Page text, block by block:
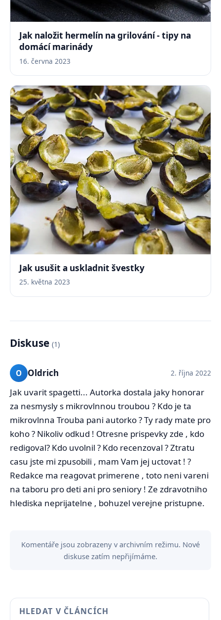
Jak naložit hermelín na grilování - tipy na
domácí marinády
16. června 2023
Jak usušit a uskladnit švestky
25. května 2023
Diskuse (1)
O Oldrich 2. října 2022
Jak uvarit spagetti... Autorka dostala jaky honorar
za nesmysly s mikrovlnnou troubou ? Kdo je ta
mikrovlnna Trouba pani autorko ? Ty rady mate pro
koho ? Nikoliv odkud ! Otresne prispevky zde , kdo
redigoval? Kdo uvolnil ? Kdo recenzoval ? Ztratu
casu jste mi zpusobili , mam Vam jej uctovat ! ?
Redakce ma reagovat primerene , toto neni vareni
na taboru pro deti ani pro seniory ! Ze zdravotniho
hlediska neprijatelne , bohuzel verejne pristupne.
Komentáře jsou zobrazeny v archivním režimu. Nové
diskuse zatím nepřijímáme.
HLEDAT V ČLÁNCÍCH